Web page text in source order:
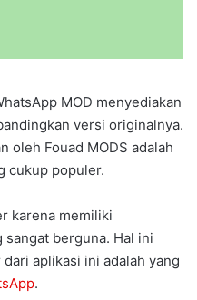
MOD menyediakan
versi originalnya.
oleh Fouad MODS adalah
cukup populer.
karena memiliki
berguna. Hal ini
aplikasi ini adalah yang
.